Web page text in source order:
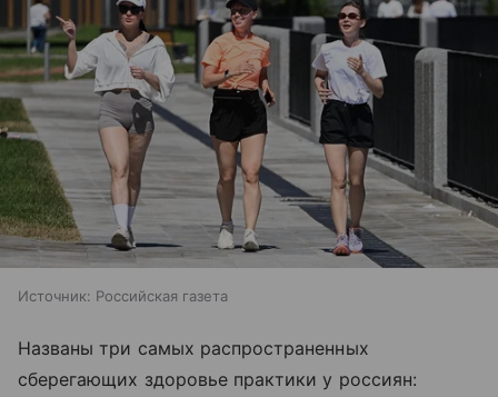
Источник: Российская газета
Названы три самых распространенных
сберегающих здоровье практики у россиян: